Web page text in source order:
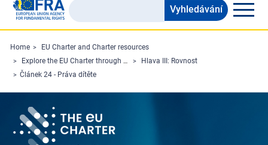
Search
the
FRA
website
Vyhledávání
Home
EU Charter and Charter resources
Explore the EU Charter through Charterpedia
Hlava III: Rovnost
Článek 24 - Práva dítěte